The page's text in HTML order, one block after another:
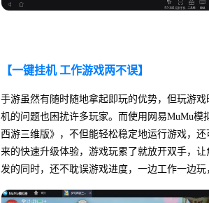
【一键挂机 工作游戏两不误】
手游虽然有随时随地拿起即玩的优势，但玩游
机的问题也困扰许多玩家。而使用网易MuMu模
西游三维版》，不但能轻松稳定地运行游戏，
来的快速升级体验，游戏玩累了就放开双手，
发的同时，还不耽误游戏进度，一边工作一边玩